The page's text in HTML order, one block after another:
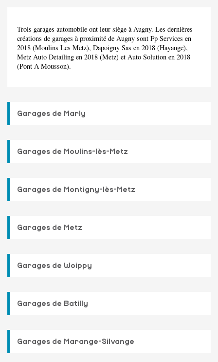
Trois garages automobile ont leur siège à Augny. Les dernières
créations de garages à proximité de Augny sont Fp Services en
2018 (Moulins Les Metz), Dapoigny Sas en 2018 (Hayange),
Metz Auto Detailing en 2018 (Metz) et Auto Solution en 2018
(Pont A Mousson).
Garages de Marly
Garages de Moulins-lès-Metz
Garages de Montigny-lès-Metz
Garages de Metz
Garages de Woippy
Garages de Batilly
Garages de Marange-Silvange